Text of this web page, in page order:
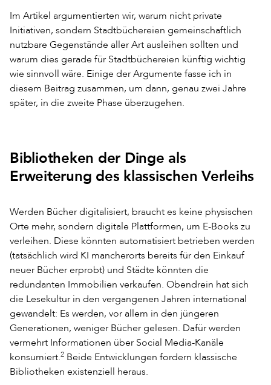
Im Artikel argumentierten wir, warum nicht private
Initiativen, sondern Stadtbüchereien gemeinschaftlich
nutzbare Gegenstände aller Art ausleihen sollten und
warum dies gerade für Stadtbüchereien künftig wichtig
wie sinnvoll wäre. Einige der Argumente fasse ich in
diesem Beitrag zusammen, um dann, genau zwei Jahre
später, in die zweite Phase überzugehen.
Bibliotheken der Dinge als
Erweiterung des klassischen Verleihs
Werden Bücher digitalisiert, braucht es keine physischen
Orte mehr, sondern digitale Plattformen, um E-Books zu
verleihen. Diese könnten automatisiert betrieben werden
(tatsächlich wird KI mancherorts bereits für den Einkauf
neuer Bücher erprobt) und Städte könnten die
redundanten Immobilien verkaufen. Obendrein hat sich
die Lesekultur in den vergangenen Jahren international
gewandelt: Es werden, vor allem in den jüngeren
Generationen, weniger Bücher gelesen. Dafür werden
vermehrt Informationen über Social Media-Kanäle
konsumiert.2 Beide Entwicklungen fordern klassische
Bibliotheken existenziell heraus.